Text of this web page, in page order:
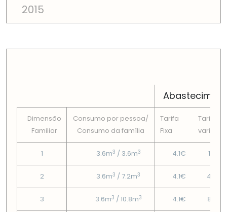
2015
Dimensão
Familiar
Consumo por pessoa/
Consumo da famí­lia
Tarifa
Fixa
Tarifa
variável
1 3.6m3 / 3.6m3 4.1€ 1.65€
2 3.6m3 / 7.2m3 4.1€ 4.59€
3 3.6m3 / 10.8m3 4.1€ 8.35€